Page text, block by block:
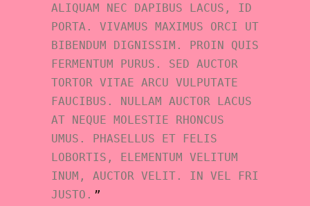
ALIQUAM NEC DAPIBUS LACUS, ID
PORTA. VIVAMUS MAXIMUS ORCI UT
BIBENDUM DIGNISSIM. PROIN QUIS
FERMENTUM PURUS. SED AUCTOR
TORTOR VITAE ARCU VULPUTATE
FAUCIBUS. NULLAM AUCTOR LACUS
AT NEQUE MOLESTIE RHONCUS
UMUS. PHASELLUS ET FELIS
LOBORTIS, ELEMENTUM VELITUM
INUM, AUCTOR VELIT. IN VEL FRI
JUSTO.